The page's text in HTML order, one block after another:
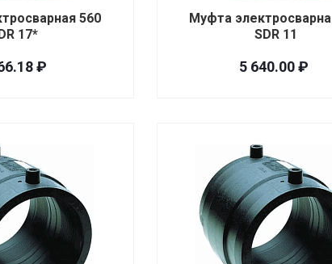
560
17*
₽
Муфта
SDR 11
5 640.00 ₽